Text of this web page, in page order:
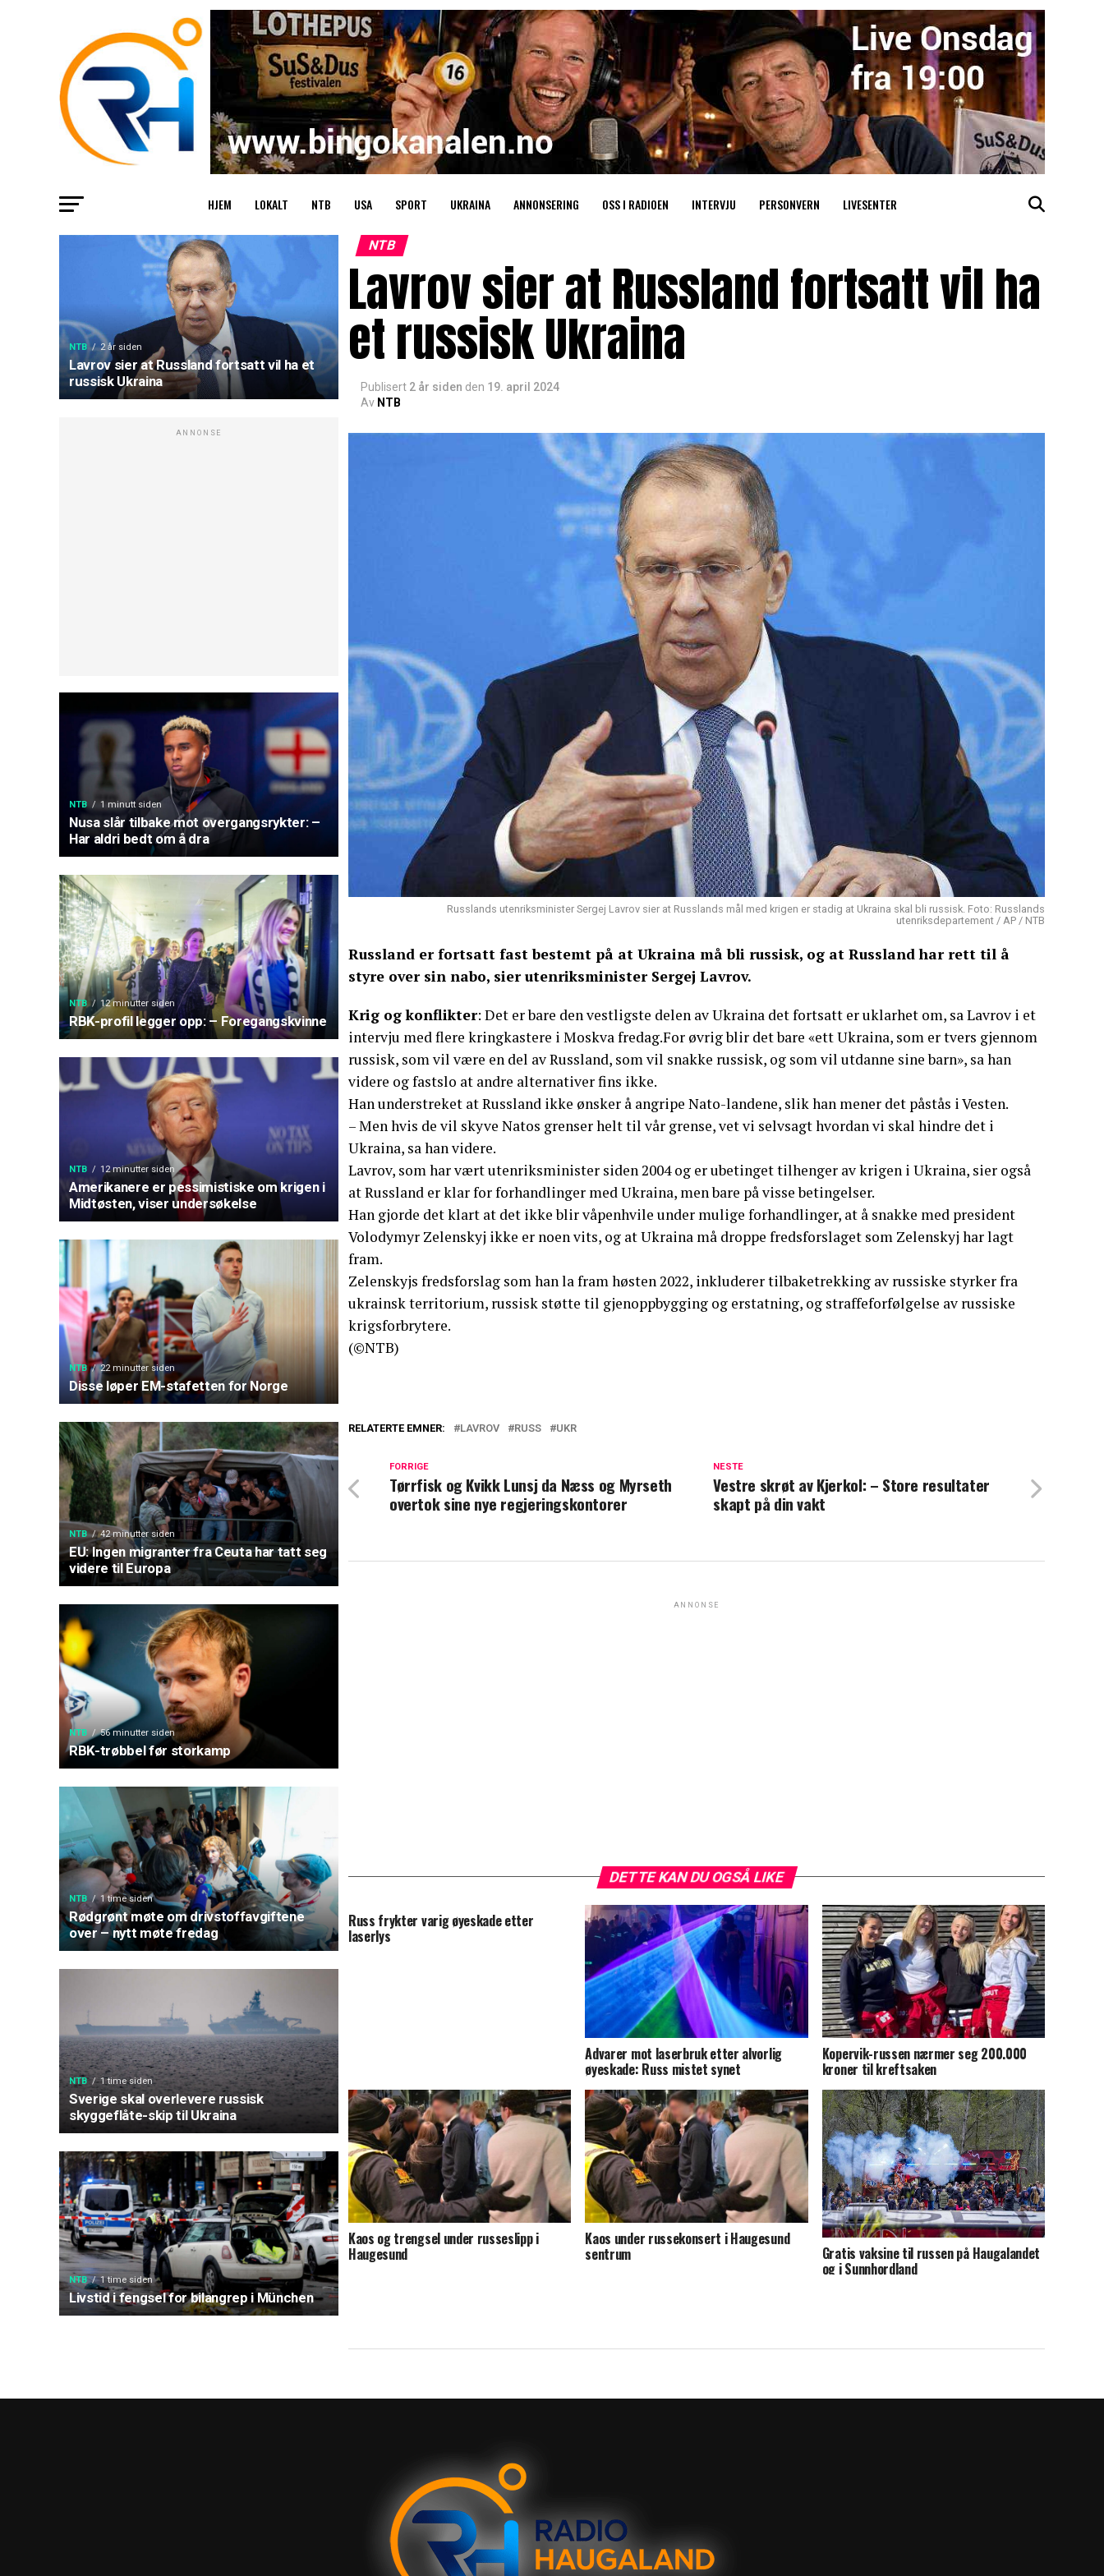
HJEM LOKALT NTB USA SPORT UKRAINA ANNONSERING OSS I RADIOEN INTERVJU PERSONVERN LIVESENTER
NTB 2 år siden
Lavrov sier at Russland fortsatt vil ha et
russisk Ukraina
ANNONSE
NTB 1 minutt siden
Nusa slår tilbake mot overgangsrykter: –
Har aldri bedt om å dra
NTB 12 minutter siden
RBK-profil legger opp: – Foregangskvinne
NTB 12 minutter siden
Amerikanere er pessimistiske om krigen i
Midtøsten, viser undersøkelse
NTB 22 minutter siden
Disse løper EM-stafetten for Norge
NTB 42 minutter siden
EU: Ingen migranter fra Ceuta har tatt seg
videre til Europa
NTB 56 minutter siden
RBK-trøbbel før storkamp
NTB 1 time siden
Rødgrønt møte om drivstoffavgiftene
over – nytt møte fredag
NTB 1 time siden
Sverige skal overlevere russisk
skyggeflåte-skip til Ukraina
NTB 1 time siden
Livstid i fengsel for bilangrep i München
NTB
Lavrov sier at Russland fortsatt vil ha
et russisk Ukraina
Publisert 2 år siden den 19. april 2024
Av NTB
Russlands utenriksminister Sergej Lavrov sier at Russlands mål med krigen er stadig at Ukraina skal bli russisk. Foto: Russlands
utenriksdepartement / AP / NTB
Russland er fortsatt fast bestemt på at Ukraina må bli russisk, og at Russland har rett til å
styre over sin nabo, sier utenriksminister Sergej Lavrov.
Krig og konflikter: Det er bare den vestligste delen av Ukraina det fortsatt er uklarhet om, sa Lavrov i et
intervju med flere kringkastere i Moskva fredag.For øvrig blir det bare «ett Ukraina, som er tvers gjennom
russisk, som vil være en del av Russland, som vil snakke russisk, og som vil utdanne sine barn», sa han
videre og fastslo at andre alternativer fins ikke.
Han understreket at Russland ikke ønsker å angripe Nato-landene, slik han mener det påstås i Vesten.
– Men hvis de vil skyve Natos grenser helt til vår grense, vet vi selvsagt hvordan vi skal hindre det i
Ukraina, sa han videre.
Lavrov, som har vært utenriksminister siden 2004 og er ubetinget tilhenger av krigen i Ukraina, sier også
at Russland er klar for forhandlinger med Ukraina, men bare på visse betingelser.
Han gjorde det klart at det ikke blir våpenhvile under mulige forhandlinger, at å snakke med president
Volodymyr Zelenskyj ikke er noen vits, og at Ukraina må droppe fredsforslaget som Zelenskyj har lagt
fram.
Zelenskyjs fredsforslag som han la fram høsten 2022, inkluderer tilbaketrekking av russiske styrker fra
ukrainsk territorium, russisk støtte til gjenoppbygging og erstatning, og straffeforfølgelse av russiske
krigsforbrytere.
(©NTB)
RELATERTE EMNER: LAVROV RUSS UKR
NESTE
Vestre skrøt av Kjerkol: – Store resultater
skapt på din vakt
FORRIGE
Tørrfisk og Kvikk Lunsj da Næss og Myrseth
overtok sine nye regjeringskontorer
ANNONSE
DETTE KAN DU OGSÅ LIKE
Russ frykter varig øyeskade etter
laserlys
Advarer mot laserbruk etter alvorlig
øyeskade: Russ mistet synet
Kopervik-russen nærmer seg 200.000
kroner til kreftsaken
Kaos og trengsel under russeslipp i
Haugesund
Kaos under russekonsert i Haugesund
sentrum Gratis vaksine til russen på Haugalandet
og i Sunnhordland